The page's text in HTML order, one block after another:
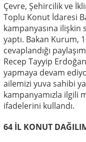
Çevre, Şehircilik ve
Toplu Konut İdaresi
kampanyasına ilişkin
yaptı. Bakan Kurum,
cevaplandığı
Recep Tayyip
yapmaya devam
ailemizi yuva sahibi
kampanyamızla ilgili
ifadelerini kullandı.
64 İL KONUT